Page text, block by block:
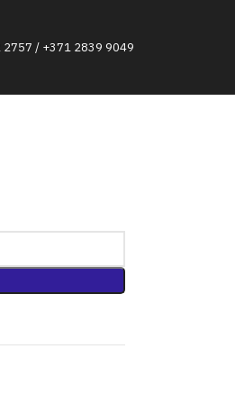
2757 / +371 2839 9049